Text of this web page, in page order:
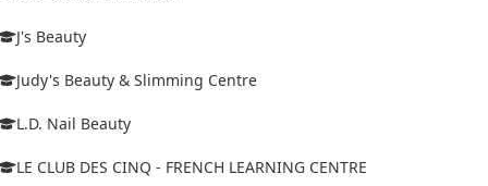
J's Beauty
Judy's Beauty & Slimming Centre
L.D. Nail Beauty
LE CLUB DES CINQ - FRENCH LEARNING CENTRE